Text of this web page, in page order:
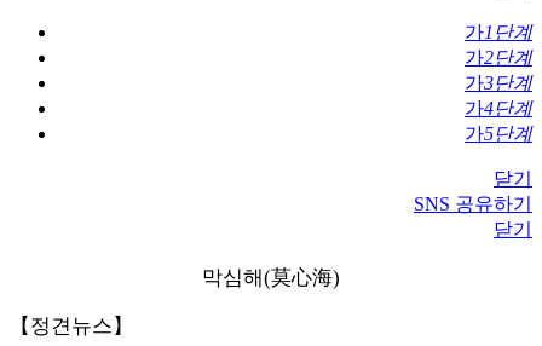
가1단계
가2단계
가3단계
가4단계
가5단계
닫기
SNS 공유하기
닫기
막심해(莫心海)
【정견뉴스】